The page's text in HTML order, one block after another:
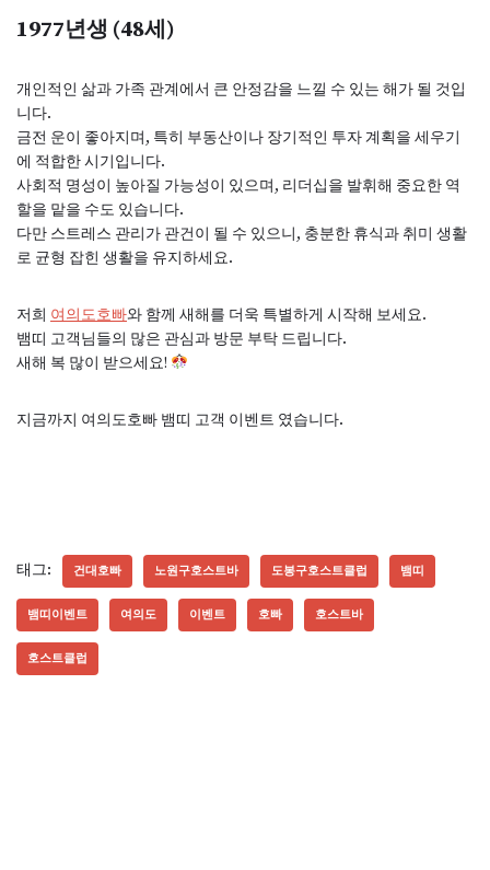
1977년생 (48세)
개인적인 삶과 가족 관계에서 큰 안정감을 느낄 수 있는 해가 될 것입
니다.
금전 운이 좋아지며, 특히 부동산이나 장기적인 투자 계획을 세우기
에 적합한 시기입니다.
사회적 명성이 높아질 가능성이 있으며, 리더십을 발휘해 중요한 역
할을 맡을 수도 있습니다.
다만 스트레스 관리가 관건이 될 수 있으니, 충분한 휴식과 취미 생활
로 균형 잡힌 생활을 유지하세요.
저희 여의도호빠와 함께 새해를 더욱 특별하게 시작해 보세요.
뱀띠 고객님들의 많은 관심과 방문 부탁 드립니다.
새해 복 많이 받으세요!
지금까지 여의도호빠 뱀띠 고객 이벤트 였습니다.
태그: 건대호빠 노원구호스트바 도봉구호스트클럽 뱀띠
뱀띠이벤트 여의도 이벤트 호빠 호스트바
호스트클럽